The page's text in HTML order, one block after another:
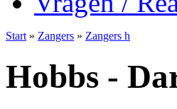
Start » Zangers » Zangers h
Hobbs -